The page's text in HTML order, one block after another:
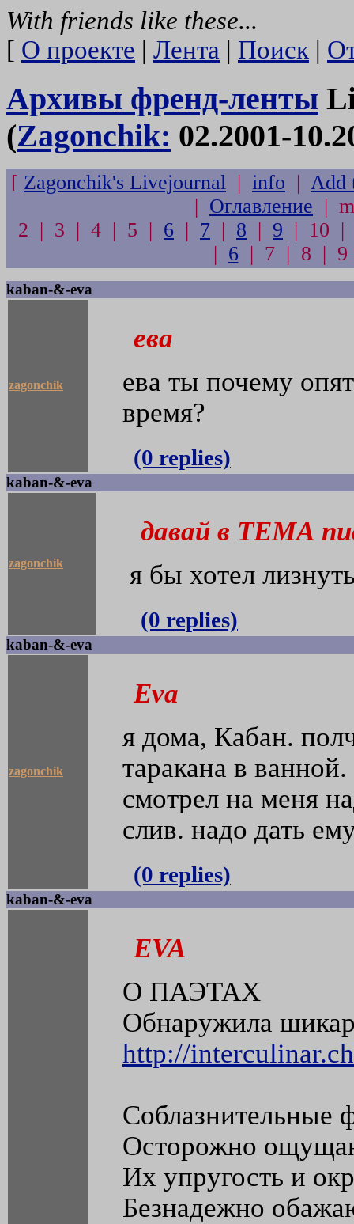
With friends like these...
[ О проекте | Лента | Поиск |
Архивы френд-ленты
(Zagonchik: 02.2001-
[ Zagonchik's Livejournal | info | Add
| Оглавление |
2 | 3 | 4 | 5 | 6 | 7 | 8 | 9 | 10
| 6| 7 | 8 | 9
kaban-&-eva
zagonchik
ева
ева ты почему
время?
(0 replies)
kaban-&-eva
zagonchik
давай в ТЕМА
я бы хотел
(0 replies)
kaban-&-eva
zagonchik
Eva
я дома, Кабан.
таракана в
смотрел на меня
слив. надо дать
(0 replies)
kaban-&-eva
EVA
О ПАЭТАХ
Обнаружила
http://
Соблазнительные
Осторожно
Их упругость и
Безнадежно